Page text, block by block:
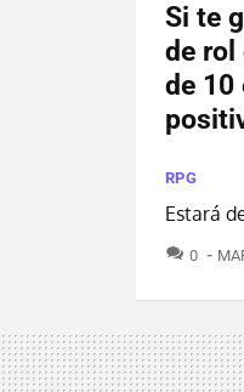
Si te
de rol
de 10
RPG
Estará
0